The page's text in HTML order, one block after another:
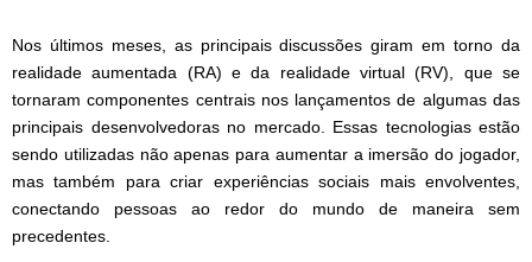
Nos últimos meses, as principais discussões giram em torno da
realidade aumentada (RA) e da realidade virtual (RV), que se
tornaram componentes centrais nos lançamentos de algumas das
principais desenvolvedoras no mercado. Essas tecnologias estão
sendo utilizadas não apenas para aumentar a imersão do jogador,
mas também para criar experiências sociais mais envolventes,
conectando pessoas ao redor do mundo de maneira sem
precedentes.